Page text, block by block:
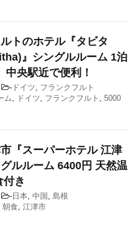
トのホテル『タビタ
』シングルルーム 1泊
央駅近で便利！
- ドイツ
フランクフルト
ム
ドイツ フランクフルト
5000
『スーパーホテル 江津
ルルーム 6400円 天然温
付き
- 日本 中国
島根
朝食 江津市